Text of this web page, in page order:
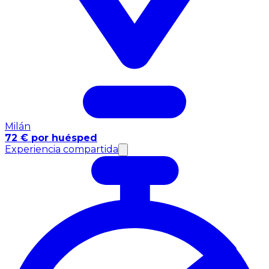
Milán
72 € por huésped
Experiencia compartida